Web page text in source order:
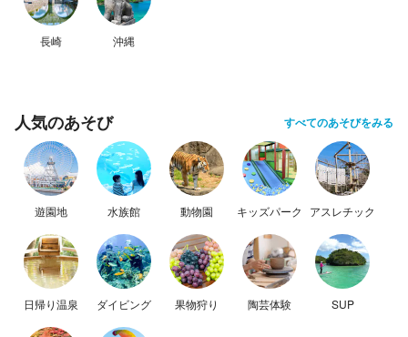
長崎 沖縄
人気のあそび すべてのあそびをみる
遊園地 水族館 動物園 キッズパーク アスレチック
日帰り温泉 ダイビング 果物狩り 陶芸体験 SUP